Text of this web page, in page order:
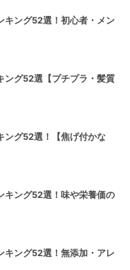
キング52選！初心者・メン
ング52選【プチプラ・髪質
ング52選！【焦げ付かな
キング52選！味や栄養価の
キング52選！無添加・アレ